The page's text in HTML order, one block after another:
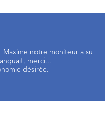
Maxime notre moniteur a su
merci...
désirée.